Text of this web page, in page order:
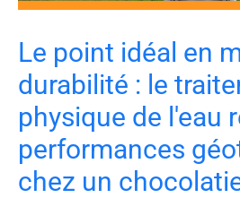
Le point idéal en
durabilité : le
physique de l'eau
performances
chez un